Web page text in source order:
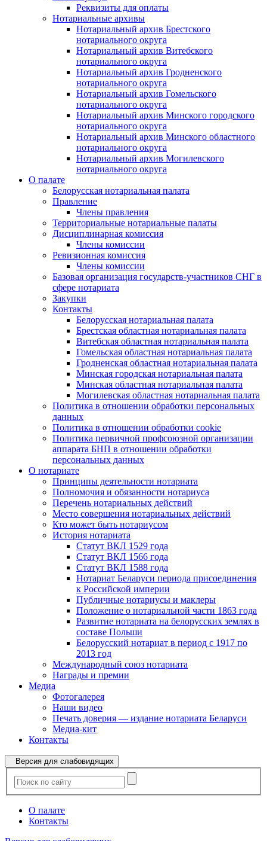
Реквизиты для оплаты
Нотариальные архивы
Нотариальный архив Брестского
нотариального округа
Нотариальный архив Витебского
нотариального округа
Нотариальный архив Гродненского
нотариального округа
Нотариальный архив Гомельского
нотариального округа
Нотариальный архив Минского городского
нотариального округа
Нотариальный архив Минского областного
нотариального округа
Нотариальный архив Могилевского
нотариального округа
О палате
Белорусская нотариальная палата
Правление
Члены правления
Территориальные нотариальные палаты
Дисциплинарная комиссия
Члены комиссии
Ревизионная комиссия
Члены комиссии
Базовая организация государств-участников СНГ в
сфере нотариата
Закупки
Контакты
Белорусская нотариальная палата
Брестская областная нотариальная палата
Витебская областная нотариальная палата
Гомельская областная нотариальная палата
Гродненская областная нотариальная палата
Минская городская нотариальная палата
Минская областная нотариальная палата
Могилевская областная нотариальная палата
Политика в отношении обработки персональных
данных
Политика в отношении обработки cookie
Политика первичной профсоюзной организации
аппарата БНП в отношении обработки
персональных данных
О нотариате
Принципы деятельности нотариата
Полномочия и обязанности нотариуса
Перечень нотариальных действий
Место совершения нотариальных действий
Кто может быть нотариусом
История нотариата
Статут ВКЛ 1529 года
Статут ВКЛ 1566 года
Статут ВКЛ 1588 года
Нотариат Беларуси периода присоединения
к Российской империи
Публичные нотариусы и маклеры
Положение о нотариальной части 1863 года
Развитие нотариата на белорусских землях в
составе Польши
Белорусский нотариат в период с 1917 по
2013 год
Международный союз нотариата
Награды и премии
Медиа
Фотогалерея
Наши видео
Печать доверия — издание нотариата Беларуси
Медиа-кит
Контакты
Версия для слабовидящих
О палате
Контакты